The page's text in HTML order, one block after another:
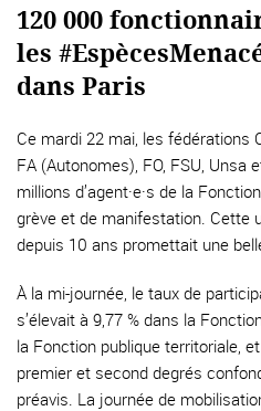
120 000
les
dans Paris
Ce mardi 22 mai, les fédérations
FA (Autonomes), FO, FSU, Unsa
millions d’agent·e·s de la
grève et de manifestation. Cette
depuis 10 ans promettait une
À la mi-journée, le taux de
s’élevait à 9,77 % dans la
la Fonction publique territoriale,
premier et second degrés
préavis. La journée de